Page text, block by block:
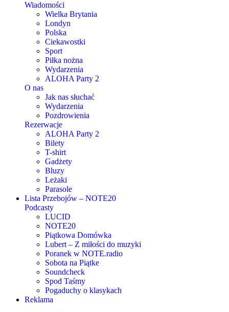
Wiadomości
Wielka Brytania
Londyn
Polska
Ciekawostki
Sport
Piłka nożna
Wydarzenia
ALOHA Party 2
O nas
Jak nas słuchać
Wydarzenia
Pozdrowienia
Rezerwacje
ALOHA Party 2
Bilety
T-shirt
Gadżety
Bluzy
Leżaki
Parasole
Lista Przebojów – NOTE20
Podcasty
LUCID
NOTE20
Piątkowa Domówka
Lubert – Z miłości do muzyki
Poranek w NOTE.radio
Sobota na Piątke
Soundcheck
Spod Taśmy
Pogaduchy o klasykach
Reklama